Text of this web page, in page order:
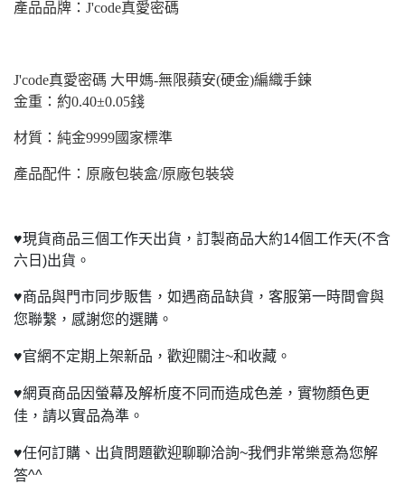
產品品牌：J'code真愛密碼
J'code真愛密碼 大甲媽-無限蘋安(硬金)編織手鍊
金重：約0.40±0.05錢
材質：純金9999國家標準
產品配件：原廠包裝盒/原廠包裝袋
♥現貨商品三個工作天出貨，訂製商品大約14個工作天(不含
六日)出貨。
♥商品與門市同步販售，如遇商品缺貨，客服第一時間會與
您聯繫，感謝您的選購。
♥官網不定期上架新品，歡迎關注~和收藏。
♥網頁商品因螢幕及解析度不同而造成色差，實物顏色更
佳，請以實品為準。
♥任何訂購、出貨問題歡迎聊聊洽詢~我們非常樂意為您解
答^^